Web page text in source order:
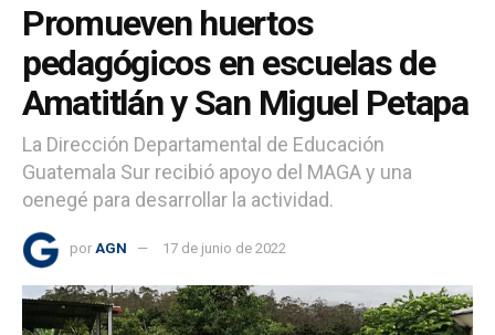
Promueven huertos
pedagógicos en escuelas de
Amatitlán y San Miguel Petapa
La Dirección Departamental de Educación
Guatemala Sur recibió apoyo del MAGA y una
oenegé para desarrollar la actividad.
por AGN 17 de junio de 2022